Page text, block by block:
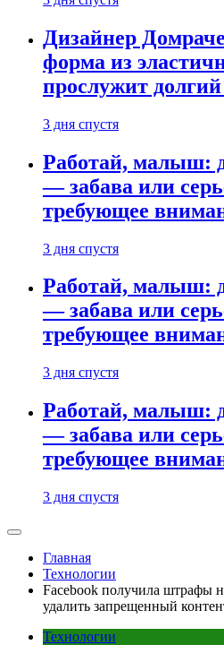
Дизайнер
форма из
прослужит
3 дня спустя
Работай, малыш:
— забава или
требующее
3 дня спустя
Работай, малыш:
— забава или
требующее
3 дня спустя
Работай, малыш:
— забава или
требующее
3 дня спустя
Главная
Технологии
Facebook получила штрафы
удалить запрещенный
Технологии